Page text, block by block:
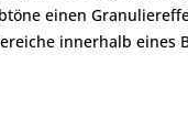
einen
innerhalb eines